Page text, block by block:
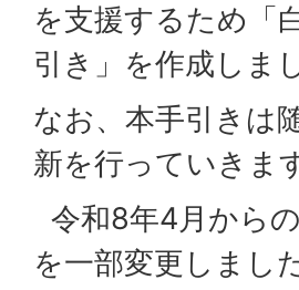
を支援するため「
引き」を作成しま
なお、本手引きは
新を行っていきま
令和8年4月から
を一部変更しました